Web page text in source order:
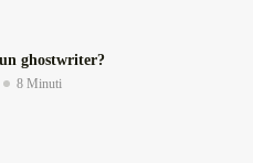
ghostwriter?
8 Minuti